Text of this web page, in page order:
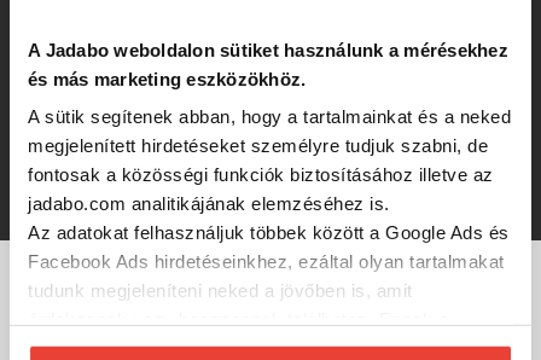
A Jadabo weboldalon sütiket használunk a mérésekhez
és más marketing eszközökhöz.
A sütik segítenek abban, hogy a tartalmainkat és a neked
megjelenített hirdetéseket személyre tudjuk szabni, de
fontosak a közösségi funkciók biztosításához illetve az
jadabo.com analitikájának elemzéséhez is.
Az adatokat felhasználjuk többek között a Google Ads és
Facebook Ads hirdetéseinkhez, ezáltal olyan tartalmakat
tudunk megjeleníteni neked a jövőben is, amit
biztosításához arra kérünk, hogy engedd meg
Neoprén dobókesztyű
1 830 Ft
MÁRKÁINK